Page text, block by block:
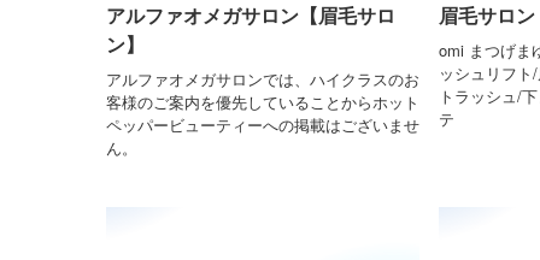
アルファオメガサロン【眉毛サロ
ン】
アルファオメガサロンでは、ハイクラスのお
客様のご案内を優先していることからホット
ペッパービューティーへの掲載はございませ
ん。
眉毛サロン
omi まつげま
ッシュリフト
トラッシュ/
テ